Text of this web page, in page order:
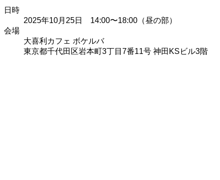
日時
2025年10月25日 14:00〜18:00（昼の部）
会場
大喜利カフェ ボケルバ
東京都千代田区岩本町3丁目7番11号 神田KSビル3階